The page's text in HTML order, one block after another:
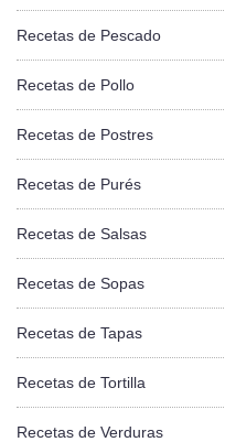
Recetas de Pescado
Recetas de Pollo
Recetas de Postres
Recetas de Purés
Recetas de Salsas
Recetas de Sopas
Recetas de Tapas
Recetas de Tortilla
Recetas de Verduras